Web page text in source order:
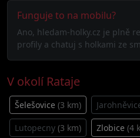
Funguje to na mobilu?
Ano, hledam-holky.cz je plně
profily a chatuj s holkami ze
V okolí Rataje
Šelešovice (3 km)
Lutopecny (3 km) Zlobice (4